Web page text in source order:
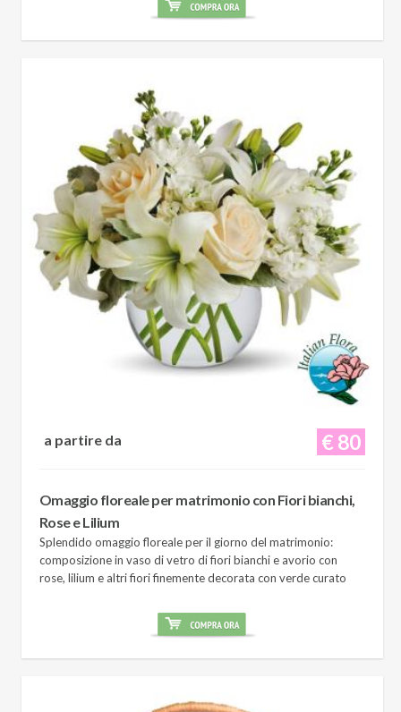
€ 80
a partire da
Omaggio floreale per matrimonio con Fiori bianchi,
Rose e Lilium
Splendido omaggio floreale per il giorno del matrimonio:
composizione in vaso di vetro di fiori bianchi e avorio con
rose, lilium e altri fiori finemente decorata con verde curato